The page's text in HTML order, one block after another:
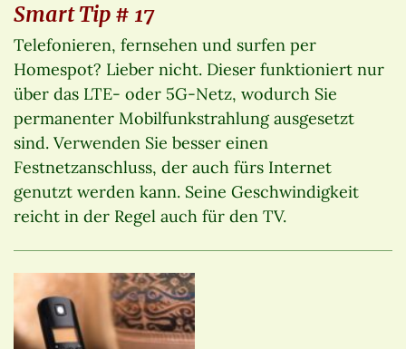
Smart Tip # 17
Telefonieren, fernsehen und surfen per
Homespot? Lieber nicht. Dieser funktioniert nur
über das LTE- oder 5G-Netz, wodurch Sie
permanenter Mobilfunkstrahlung ausgesetzt
sind. Verwenden Sie besser einen
Festnetzanschluss, der auch fürs Internet
genutzt werden kann. Seine Geschwindigkeit
reicht in der Regel auch für den TV.